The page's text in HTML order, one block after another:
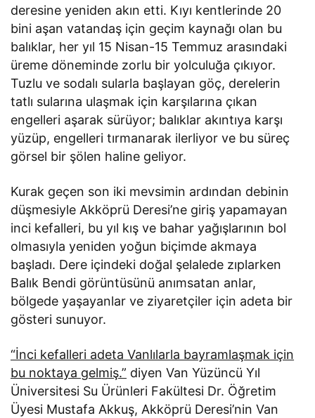
deresine yeniden akın etti. Kıyı kentlerinde 20
bini aşan vatandaş için geçim kaynağı olan bu
balıklar, her yıl 15 Nisan-15 Temmuz arasındaki
üreme döneminde zorlu bir yolculuğa çıkıyor.
Tuzlu ve sodalı sularla başlayan göç, derelerin
tatlı sularına ulaşmak için karşılarına çıkan
engelleri aşarak sürüyor; balıklar akıntıya karşı
yüzüp, engelleri tırmanarak ilerliyor ve bu süreç
görsel bir şölen haline geliyor.
Kurak geçen son iki mevsimin ardından debinin
düşmesiyle Akköprü Deresi’ne giriş yapamayan
inci kefalleri, bu yıl kış ve bahar yağışlarının bol
olmasıyla yeniden yoğun biçimde akmaya
başladı. Dere içindeki doğal şelalede zıplarken
Balık Bendi görüntüsünü anımsatan anlar,
bölgede yaşayanlar ve ziyaretçiler için adeta bir
gösteri sunuyor.
“İnci kefalleri adeta Vanlılarla bayramlaşmak için
bu noktaya gelmiş.” diyen Van Yüzüncü Yıl
Üniversitesi Su Ürünleri Fakültesi Dr. Öğretim
Üyesi Mustafa Akkuş, Akköprü Deresi’nin Van